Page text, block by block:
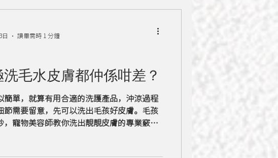
毛水皮膚都仲係咁差？
簡單，就算有用合適的洗護產品，沖涼過程
節需要留意，先可以洗出毛孩好皮膚。毛孩
，寵物美容師教你洗出靚靚皮膚的專業竅
日
讀畢需時 1 分鐘